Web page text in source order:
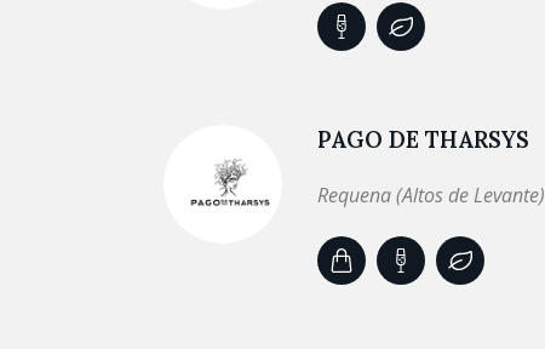
PAGO DE THARSYS
Requena (Altos de Levante)